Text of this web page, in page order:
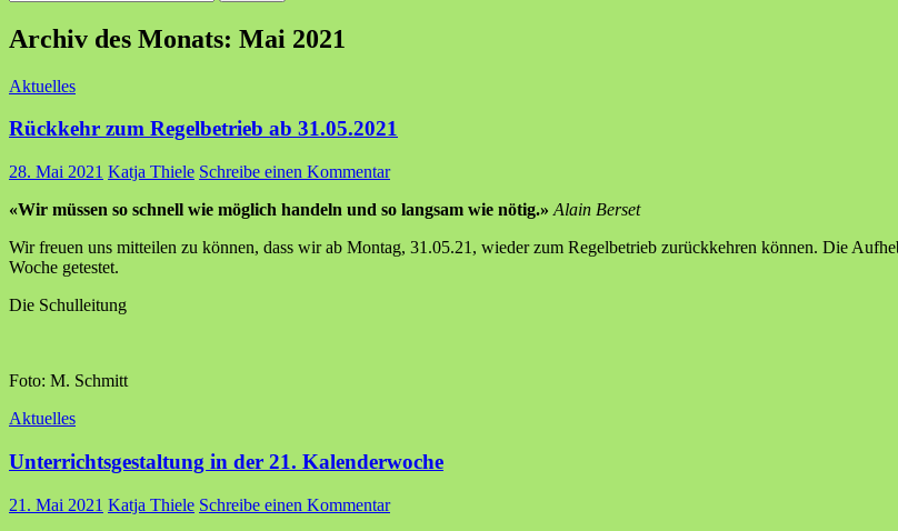
nach:
Archiv des Monats: Mai 2021
Aktuelles
Rückkehr zum Regelbetrieb ab 31.05.2021
28. Mai 2021 Katja Thiele Schreibe einen Kommentar
«Wir müssen so schnell wie möglich handeln und so langsam wie nötig.» Alain Berset
Wir freuen uns mitteilen zu können, dass wir ab Montag, 31.05.21, wieder zum Regelbetrieb zurückkehren können. Die
Woche getestet.
Die Schulleitung
Foto: M. Schmitt
Aktuelles
Unterrichtsgestaltung in der 21. Kalenderwoche
21. Mai 2021 Katja Thiele Schreibe einen Kommentar